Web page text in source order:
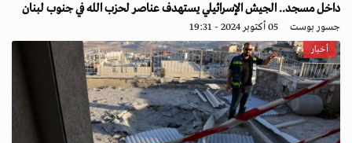
داخل مسجد.. الجيش الإسرائيلي يستهدف عناصر لحزب الله في جنوب لبنان
جسور بوست 05 أكتوبر 2024 - 19:31
أخبار